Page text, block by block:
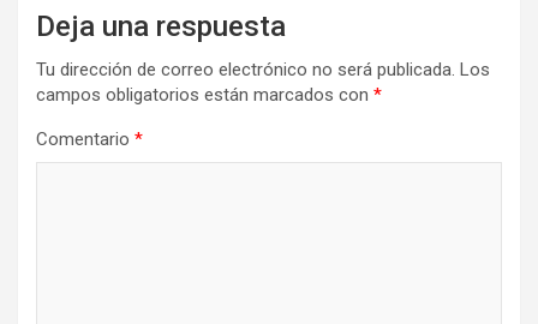
Deja una respuesta
Tu dirección de correo electrónico no será publicada. Los
campos obligatorios están marcados con *
Comentario *